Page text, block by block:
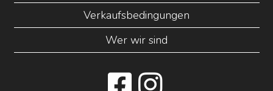
Verkaufsbedingungen
Wer wir sind